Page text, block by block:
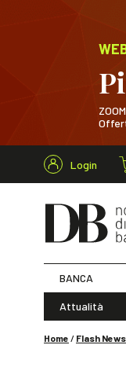
Login
BANCA
Attualità
Home / Flash News